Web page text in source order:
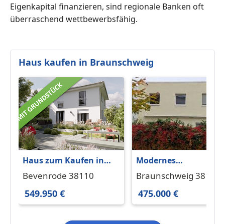
Eigenkapital finanzieren, sind regionale Banken oft
überraschend wettbewerbsfähig.
Haus kaufen in Braunschweig
Haus zum Kaufen in
Bevenrode 549.950 €
Bevenrode 38110
549.950 €
Modernes
Reihenmittelhaus in
Braunschweig 38116
475.000 €